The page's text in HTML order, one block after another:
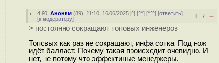
4.90 ,Аноним (89), 21:10, 16/06/2025 [^] [^^] [^^^] [ответить]
[к модератору] + / –
> постоянно сокращают топовых инженеров
Топовых как раз не сокращают, инфа сотка. Под нож
идёт балласт. Почему такая происходит очевидно. И
нет, не потому что эффектиные менеджеры.